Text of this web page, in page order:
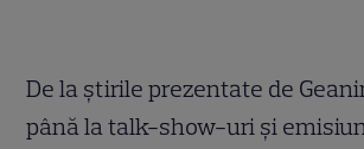
De la știrile prezentate de
până la talk-show-uri și